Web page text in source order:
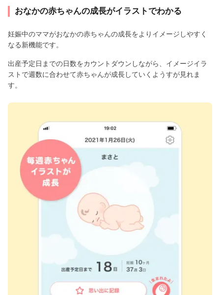
おなかの赤ちゃんの成長がイラストでわかる
妊娠中のママがおなかの赤ちゃんの成長をよりイメージしやすく
なる新機能です。
出産予定日までの日数をカウントダウンしながら、イメージイラ
ストで週数に合わせて赤ちゃんが成長していくようすが見れま
す。